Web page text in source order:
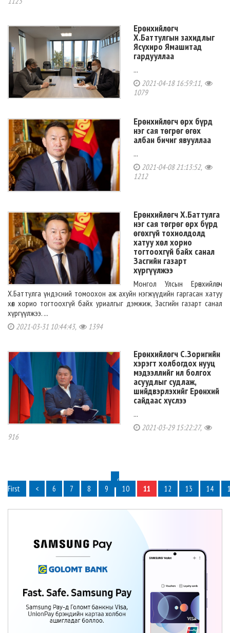
Ерөнхийлөгч
Х.Баттулгын захидлыг
Ясүхиро Ямашитад
гардууллаа
...
2021-04-18 16:59:11,
1079
Ерөнхийлөгч өрх бүрд
нэг сая төгрөг өгөх
албан бичиг явууллаа
...
2021-04-08 21:13:52,
1212
Ерөнхийлөгч Х.Баттулга
нэг сая төгрөг өрх бүрд
өгөхгүй тохиолдолд
хатуу хөл хорио
тогтоохгүй байх санал
Засгийн газарт
хүргүүлжээ
Монгол Улсын Ерөнхийлөгч
Х.Баттулга үндэсний томоохон аж ахуйн нэгжүүдийн гаргасан хатуу
хөл хорио тогтоохгүй байх уриалгыг дэмжиж, Засгийн газарт санал
хүргүүлжээ. ...
2021-03-31 10:44:43, 1394
Ерөнхийлөгч С.Зоригийн
хэрэгт холбогдох нууц
мэдээллийг ил болгох
асуудлыг судлаж,
шийдвэрлэхийг Ерөнхий
сайдаас хүслээ
...
2021-03-29 15:22:27,
916
‹
First
< 6 7 8 9 10 11 12 13 14